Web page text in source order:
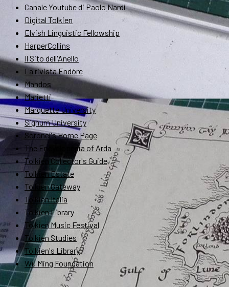
Canale Youtube di Paolo Nardi
Digital Tolkien
Elvish Linguistic Fellowship
HarperCollins
Il Sito dell'Anello
La rivista Endóre
Mandos
Marietti
Marquette University
Signum University
Soronel's Home Page
The Encyclopedia of Arda
Tolkien Collector's Guide
Tolkien Estate
Tolkien Gateway
Tolkien Italia
Tolkien Library
Tolkien Music Festival
Tolkien Studies
Tolkien's Library
Wu Ming Foundation